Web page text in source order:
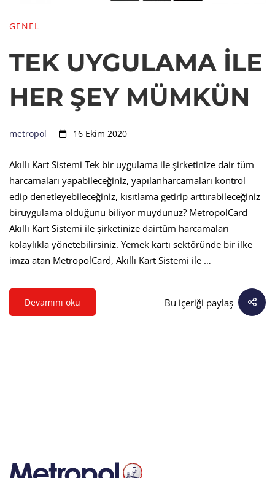
GENEL
TEK UYGULAMA İLE
HER ŞEY MÜMKÜN
metropol 16 Ekim 2020
Akıllı Kart Sistemi Tek bir uygulama ile şirketinize dair tüm
harcamaları yapabileceğiniz, yapılanharcamaları kontrol
edip denetleyebileceğiniz, kısıtlama getirip arttırabileceğiniz
biruygulama olduğunu biliyor muydunuz? MetropolCard
Akıllı Kart Sistemi ile şirketinize dairtüm harcamaları
kolaylıkla yönetebilirsiniz. Yemek kartı sektöründe bir ilke
imza atan MetropolCard, Akıllı Kart Sistemi ile …
Devamını oku Bu içeriği paylaş